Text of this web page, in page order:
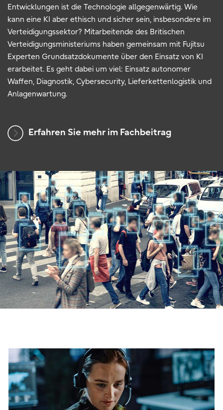
Entwicklungen ist die Technologie allgegenwärtig. Wie
kann eine KI aber ethisch und sicher sein, insbesondere im
Verteidigungssektor? Mitarbeitende des Britischen
Verteidigungsministeriums haben gemeinsam mit Fujitsu
Experten Grundsatzdokumente über den Einsatz von KI
erarbeitet. Es geht dabei um viel: Einsatz autonomer
Waffen, Diagnostik, Cybersecurity, Lieferkettenlogistik und
Anlagenwartung.
Erfahren Sie mehr im Fachbeitrag